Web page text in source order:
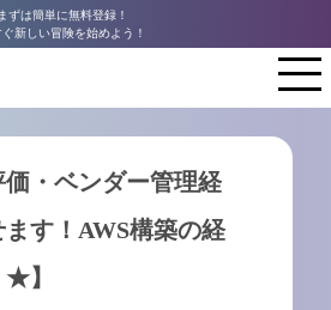
まずは簡単に無料登録！
新しい冒険を始めよう！
価・ベンダー管理経
す！AWS構築の経
】